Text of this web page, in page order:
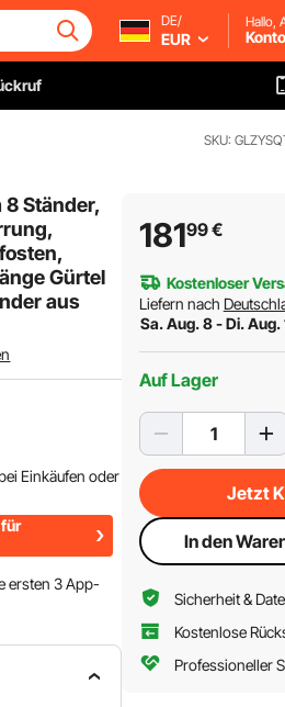
DE/
EUR
Hallo,
SKU:
8 Ständer,
Gürtel
aus
Einkäufen oder
ersten 3 App-
18199€
Kostenloser
Liefern nach
Sa. Aug. 8 - Di. Aug.
Auf Lager
Jetzt
In den
Sicherheit &
Kostenlose
Professioneller